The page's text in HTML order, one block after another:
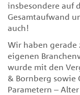
insbesondere auf
Gesamtaufwand
auch!
Wir haben
eigenen
wurde mit den
& Bornberg sowie
Parametern – Alter